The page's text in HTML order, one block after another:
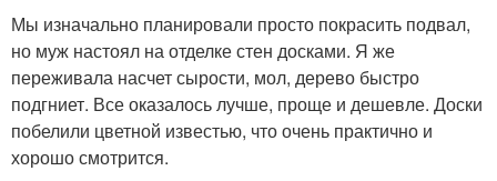
Аналогичные средства
Мы изначально планировали просто покрасить подвал,
но муж настоял на отделке стен досками. Я же
переживала насчет сырости, мол, дерево быстро
подгниет. Все оказалось лучше, проще и дешевле. Доски
побелили цветной известью, что очень практично и
хорошо смотрится.